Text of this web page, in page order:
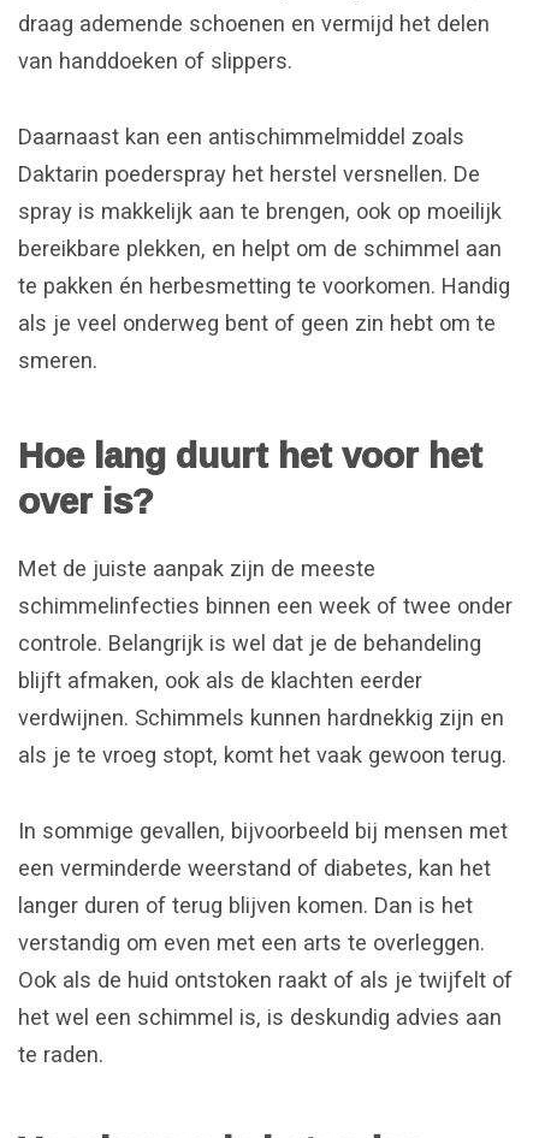
draag ademende schoenen en vermijd het delen
van handdoeken of slippers.
Daarnaast kan een antischimmelmiddel zoals
Daktarin poederspray het herstel versnellen. De
spray is makkelijk aan te brengen, ook op moeilijk
bereikbare plekken, en helpt om de schimmel aan
te pakken én herbesmetting te voorkomen. Handig
als je veel onderweg bent of geen zin hebt om te
smeren.
Hoe lang duurt het voor het
over is?
Met de juiste aanpak zijn de meeste
schimmelinfecties binnen een week of twee onder
controle. Belangrijk is wel dat je de behandeling
blijft afmaken, ook als de klachten eerder
verdwijnen. Schimmels kunnen hardnekkig zijn en
als je te vroeg stopt, komt het vaak gewoon terug.
In sommige gevallen, bijvoorbeeld bij mensen met
een verminderde weerstand of diabetes, kan het
langer duren of terug blijven komen. Dan is het
verstandig om even met een arts te overleggen.
Ook als de huid ontstoken raakt of als je twijfelt of
het wel een schimmel is, is deskundig advies aan
te raden.